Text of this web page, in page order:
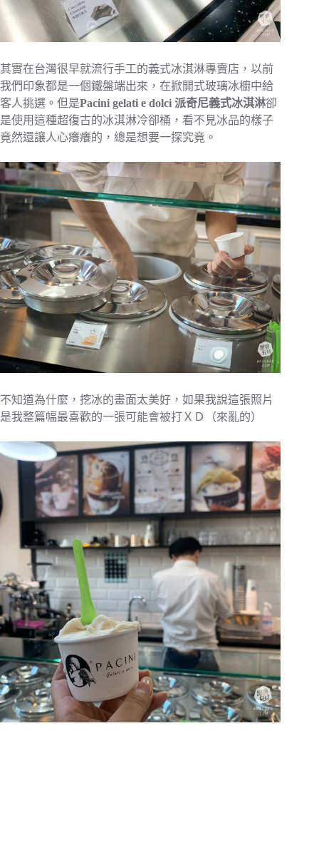
其實在台灣很早就流行手工的義式冰淇淋專賣店，以前
我們印象都是一個鐵盤端出來，在掀開式玻璃冰櫥中給
客人挑選。但是Pacini gelati e dolci 派奇尼義式冰淇淋卻
是使用這種超復古的冰淇淋冷卻桶，看不見冰品的樣子
竟然還讓人心癢癢的，總是想要一探究竟。
不知道為什麼，挖冰的畫面太美好，如果我說這張照片
是我整篇幅最喜歡的一張可能會被打ＸＤ（來亂的）